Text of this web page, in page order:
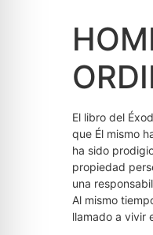
El libro del
que Él mismo
ha sido
propiedad
una
Al mismo
llamado a vivir